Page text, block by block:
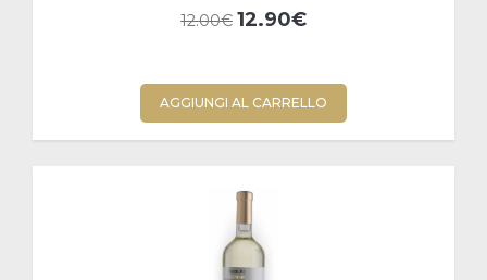
12.00€ 12.90€
AGGIUNGI AL CARRELLO